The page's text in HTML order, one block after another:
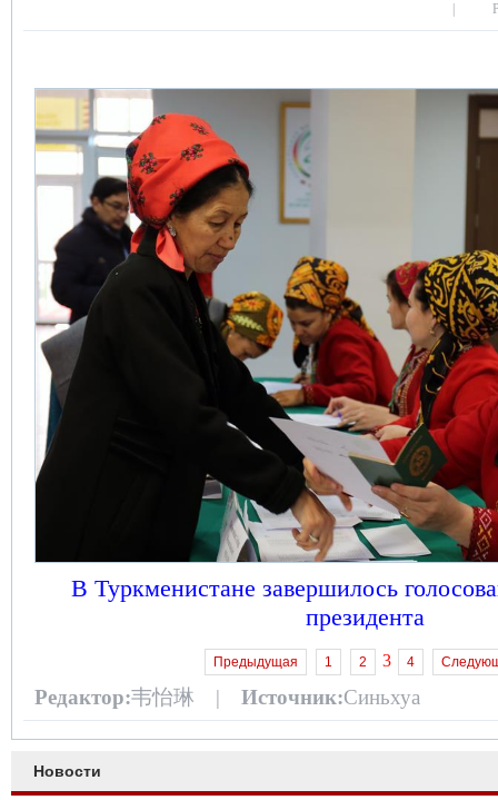
В Туркменистане завершилось
президента
Предыдущая 1 2 3 4
Редактор:韦怡琳 | Источник:Синьхуа
Новости